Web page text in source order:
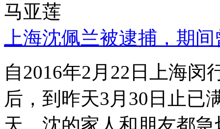
马亚莲
上海沈佩兰被逮捕，期
自2016年2月22日上海
后，到昨天3月30日止已
天，沈的家人和朋友都